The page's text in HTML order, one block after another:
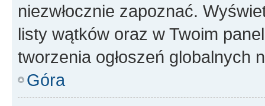
niezwłocznie zapoznać.
listy wątków oraz w Twoim
tworzenia ogłoszeń globalnych
Góra